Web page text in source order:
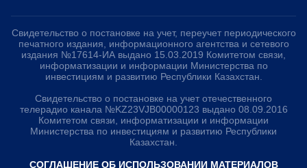
Свидетельство о постановке на учет, переучет периодического
печатного издания, информационного агентства и сетевого
издания №17614-ИА выдано 15.03.2019 Комитетом связи,
информатизации и информации Министерства по
инвестициям и развитию Республики Казахстан.
Свидетельство о постановке на учет отечественного
телерадио канала №KZ23VJB00000123 выдано 08.09.2016
Комитетом связи, информатизации и информации
Министерства по инвестициям и развитию Республики
Казахстан.
СОГЛАШЕНИЕ ОБ ИСПОЛЬЗОВАНИИ МАТЕРИАЛОВ